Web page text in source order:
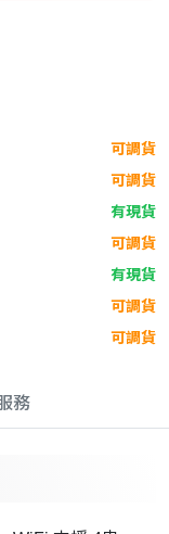
可調貨
可調貨
有現貨
可調貨
有現貨
可調貨
可調貨
政策
務